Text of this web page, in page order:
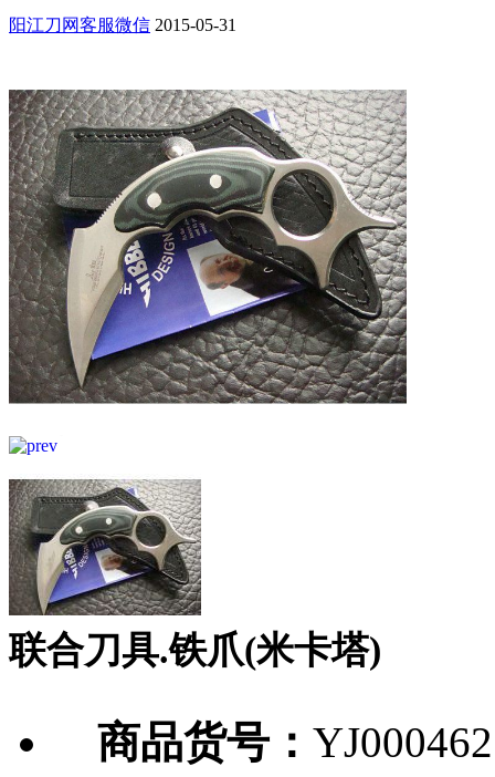
阳江刀网客服微信 2015-05-31
联合刀具.铁爪(米卡塔)
商品货号： YJ000462